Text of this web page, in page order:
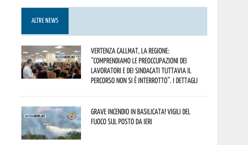
ALTRE NEWS
Vertenza CallMat, la Regione:
“comprendiamo le preoccupazioni dei
lavoratori e dei sindacati tuttavia il
percorso non si è interrotto”. I dettagli
Grave incendio in Basilicata! Vigili del
fuoco sul posto da ieri